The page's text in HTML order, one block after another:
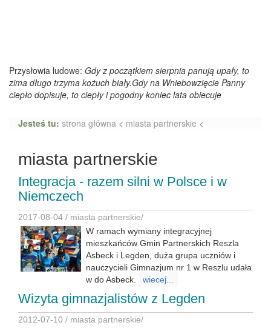
Przysłowia ludowe: Gdy z początkiem sierpnia panują upały, to
zima długo trzyma kożuch biały.Gdy na Wniebowzięcie Panny
ciepło dopisuje, to ciepły i pogodny koniec lata obiecuje
Jesteś tu: strona główna < miasta partnerskie <
miasta partnerskie
Integracja - razem silni w Polsce i w
Niemczech
2017-08-04 / miasta partnerskie/
W ramach wymiany integracyjnej
mieszkańców Gmin Partnerskich Reszla
Asbeck i Legden, duża grupa uczniów i
nauczycieli Gimnazjum nr 1 w Reszlu udała
w do Asbeck.
wiecej...
Wizyta gimnazjalistów z Legden
2012-07-10 / miasta partnerskie/